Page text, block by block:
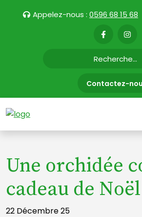
Appelez-nous : 0596 68 15 68
Contactez-
Une orchidée
cadeau de Noël
22 Décembre 25